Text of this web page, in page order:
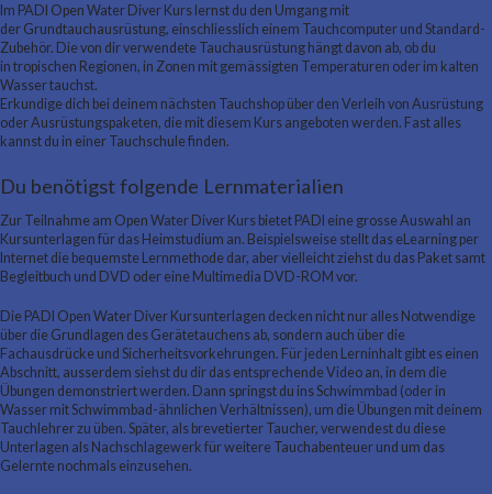
Im PADI Open Water Diver Kurs lernst du den Umgang mit
der Grundtauchausrüstung, einschliesslich einem Tauchcomputer und Standard-
Zubehör. Die von dir verwendete Tauchausrüstung hängt davon ab, ob du
in tropischen Regionen, in Zonen mit gemässigten Temperaturen oder im kalten
Wasser tauchst.
Erkundige dich bei deinem nächsten Tauchshop über den Verleih von Ausrüstung
oder Ausrüstungspaketen, die mit diesem Kurs angeboten werden. Fast alles
kannst du in einer Tauchschule finden.
Du benötigst folgende Lernmaterialien
Zur Teilnahme am Open Water Diver Kurs bietet PADI eine grosse Auswahl an
Kursunterlagen für das Heimstudium an. Beispielsweise stellt das eLearning per
Internet die bequemste Lernmethode dar, aber vielleicht ziehst du das Paket samt
Begleitbuch und DVD oder eine Multimedia DVD-ROM vor.
Die PADI Open Water Diver Kursunterlagen decken nicht nur alles Notwendige
über die Grundlagen des Gerätetauchens ab, sondern auch über die
Fachausdrücke und Sicherheitsvorkehrungen. Für jeden Lerninhalt gibt es einen
Abschnitt, ausserdem siehst du dir das entsprechende Video an, in dem die
Übungen demonstriert werden. Dann springst du ins Schwimmbad (oder in
Wasser mit Schwimmbad-ähnlichen Verhältnissen), um die Übungen mit deinem
Tauchlehrer zu üben. Später, als brevetierter Taucher, verwendest du diese
Unterlagen als Nachschlagewerk für weitere Tauchabenteuer und um das
Gelernte nochmals einzusehen.